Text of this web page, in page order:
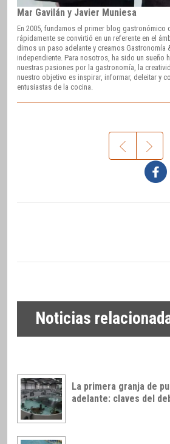
Mar Gavilán y Javier Muniesa
En 2005, fundamos el primer blog gastronómico
rápidamente se convirtió en un referente en el
dimos un paso adelante y creamos Gastronomía
independiente. Para nosotros, ha sido un sueño
nuestras pasiones por la gastronomía, la
nuestro objetivo es inspirar, informar, deleitar y
entusiastas de la cocina.
Noticias
La primera granja de
adelante: claves del